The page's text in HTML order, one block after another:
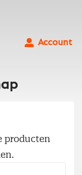
Account
producten